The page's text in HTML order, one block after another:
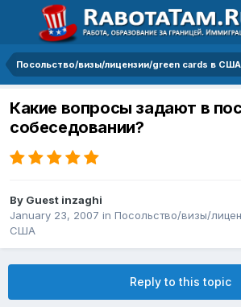
Посольство/визы/лицензии/green cards в США
Какие вопросы задают в
собеседовании?
By Guest inzaghi
January 23, 2007 in Посольство/визы/
США
Reply to this topic